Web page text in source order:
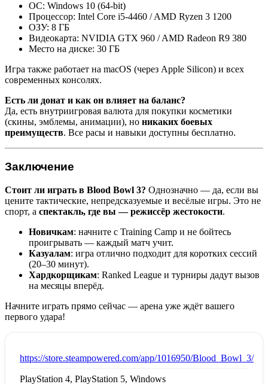
ОС: Windows 10 (64-bit)
Процессор: Intel Core i5-4460 / AMD Ryzen 3 1200
ОЗУ: 8 ГБ
Видеокарта: NVIDIA GTX 960 / AMD Radeon R9 380
Место на диске: 30 ГБ
Игра также работает на macOS (через Apple Silicon) и всех
современных консолях.
Есть ли донат и как он влияет на баланс?
Да, есть внутриигровая валюта для покупки косметики
(скины, эмблемы, анимации), но никаких боевых
преимуществ. Все расы и навыки доступны бесплатно.
Заключение
Стоит ли играть в Blood Bowl 3? Однозначно — да, если вы
цените тактические, непредсказуемые и весёлые игры. Это не
спорт, а спектакль, где вы — режиссёр жестокости.
Новичкам: начните с Training Camp и не бойтесь
проигрывать — каждый матч учит.
Казуалам: игра отлично подходит для коротких сессий
(20–30 минут).
Хардкорщикам: Ranked League и турниры дадут вызов
на месяцы вперёд.
Начните играть прямо сейчас — арена уже ждёт вашего
первого удара!
https://store.steampowered.com/app/1016950/Blood_Bowl_3/
PlayStation 4, PlayStation 5, Windows